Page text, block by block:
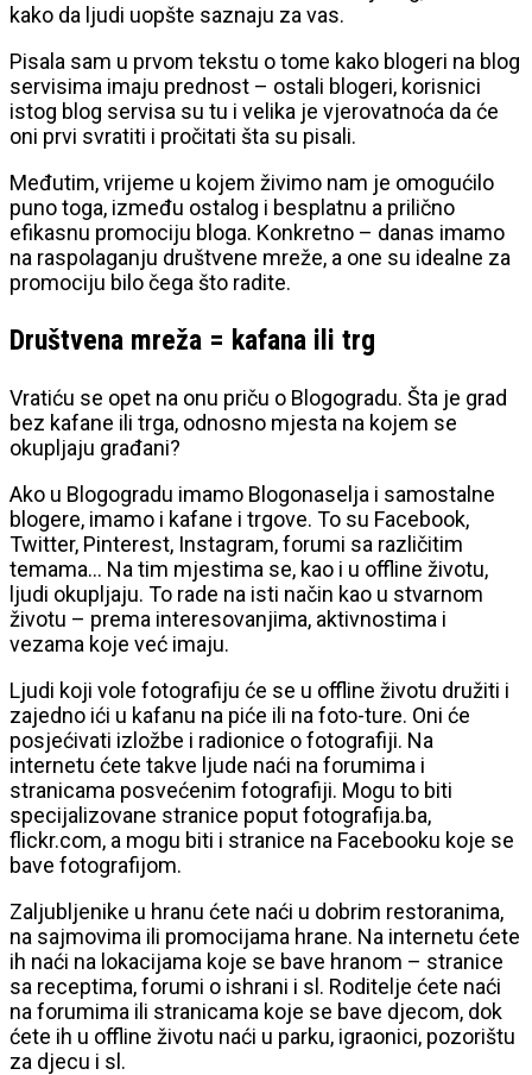
kako da ljudi uopšte saznaju za vas.
Pisala sam u prvom tekstu o tome kako blogeri na blog
servisima imaju prednost – ostali blogeri, korisnici
istog blog servisa su tu i velika je vjerovatnoća da će
oni prvi svratiti i pročitati šta su pisali.
Međutim, vrijeme u kojem živimo nam je omogućilo
puno toga, između ostalog i besplatnu a prilično
efikasnu promociju bloga. Konkretno – danas imamo
na raspolaganju društvene mreže, a one su idealne za
promociju bilo čega što radite.
Društvena mreža = kafana ili trg
Vratiću se opet na onu priču o Blogogradu. Šta je grad
bez kafane ili trga, odnosno mjesta na kojem se
okupljaju građani?
Ako u Blogogradu imamo Blogonaselja i samostalne
blogere, imamo i kafane i trgove. To su Facebook,
Twitter, Pinterest, Instagram, forumi sa različitim
temama… Na tim mjestima se, kao i u offline životu,
ljudi okupljaju. To rade na isti način kao u stvarnom
životu – prema interesovanjima, aktivnostima i
vezama koje već imaju.
Ljudi koji vole fotografiju će se u offline životu družiti i
zajedno ići u kafanu na piće ili na foto-ture. Oni će
posjećivati izložbe i radionice o fotografiji. Na
internetu ćete takve ljude naći na forumima i
stranicama posvećenim fotografiji. Mogu to biti
specijalizovane stranice poput fotografija.ba,
flickr.com, a mogu biti i stranice na Facebooku koje se
bave fotografijom.
Zaljubljenike u hranu ćete naći u dobrim restoranima,
na sajmovima ili promocijama hrane. Na internetu ćete
ih naći na lokacijama koje se bave hranom – stranice
sa receptima, forumi o ishrani i sl. Roditelje ćete naći
na forumima ili stranicama koje se bave djecom, dok
ćete ih u offline životu naći u parku, igraonici, pozorištu
za djecu i sl.